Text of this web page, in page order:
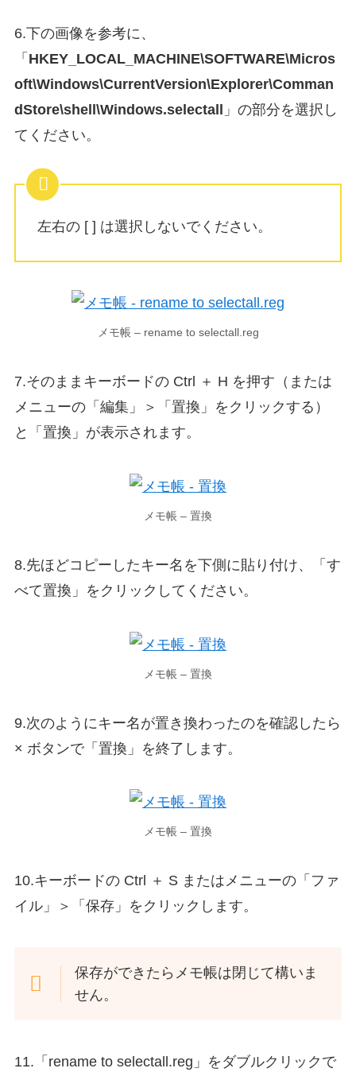
6.下の画像を参考に、
「 HKEY_LOCAL_MACHINE\SOFTWARE\Micros
oft\Windows\CurrentVersion\Explorer\Comman
dStore\shell\Windows.selectall
」の部分を選択し
てください。
左右の [ ] は選択しないでください。
メモ帳 – rename to selectall.reg
7.そのままキーボードの Ctrl ＋ H を押す（または
メニューの「編集」＞「置換」をクリックする）
と「置換」が表示されます。
メモ帳 – 置換
8.先ほどコピーしたキー名を下側に貼り付け、「す
べて置換」をクリックしてください。
メモ帳 – 置換
9.次のようにキー名が置き換わったのを確認したら
× ボタンで「置換」を終了します。
メモ帳 – 置換
10.キーボードの Ctrl ＋ S またはメニューの「ファ
イル」＞「保存」をクリックします。
保存ができたらメモ帳は閉じて構いま
せん。
11.「rename to selectall.reg」をダブルクリックで